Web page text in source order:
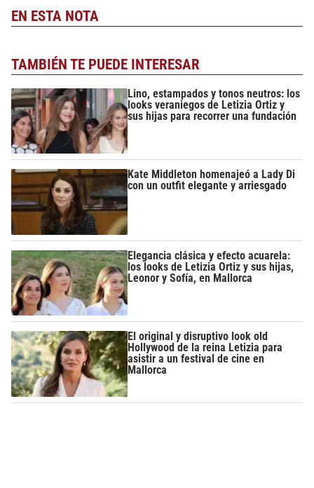
EN ESTA NOTA
TAMBIÉN TE PUEDE INTERESAR
Lino, estampados y tonos neutros: los
looks veraniegos de Letizia Ortiz y
sus hijas para recorrer una fundación
Kate Middleton homenajeó a Lady Di
con un outfit elegante y arriesgado
Elegancia clásica y efecto acuarela:
los looks de Letizia Ortiz y sus hijas,
Leonor y Sofía, en Mallorca
El original y disruptivo look old
Hollywood de la reina Letizia para
asistir a un festival de cine en
Mallorca